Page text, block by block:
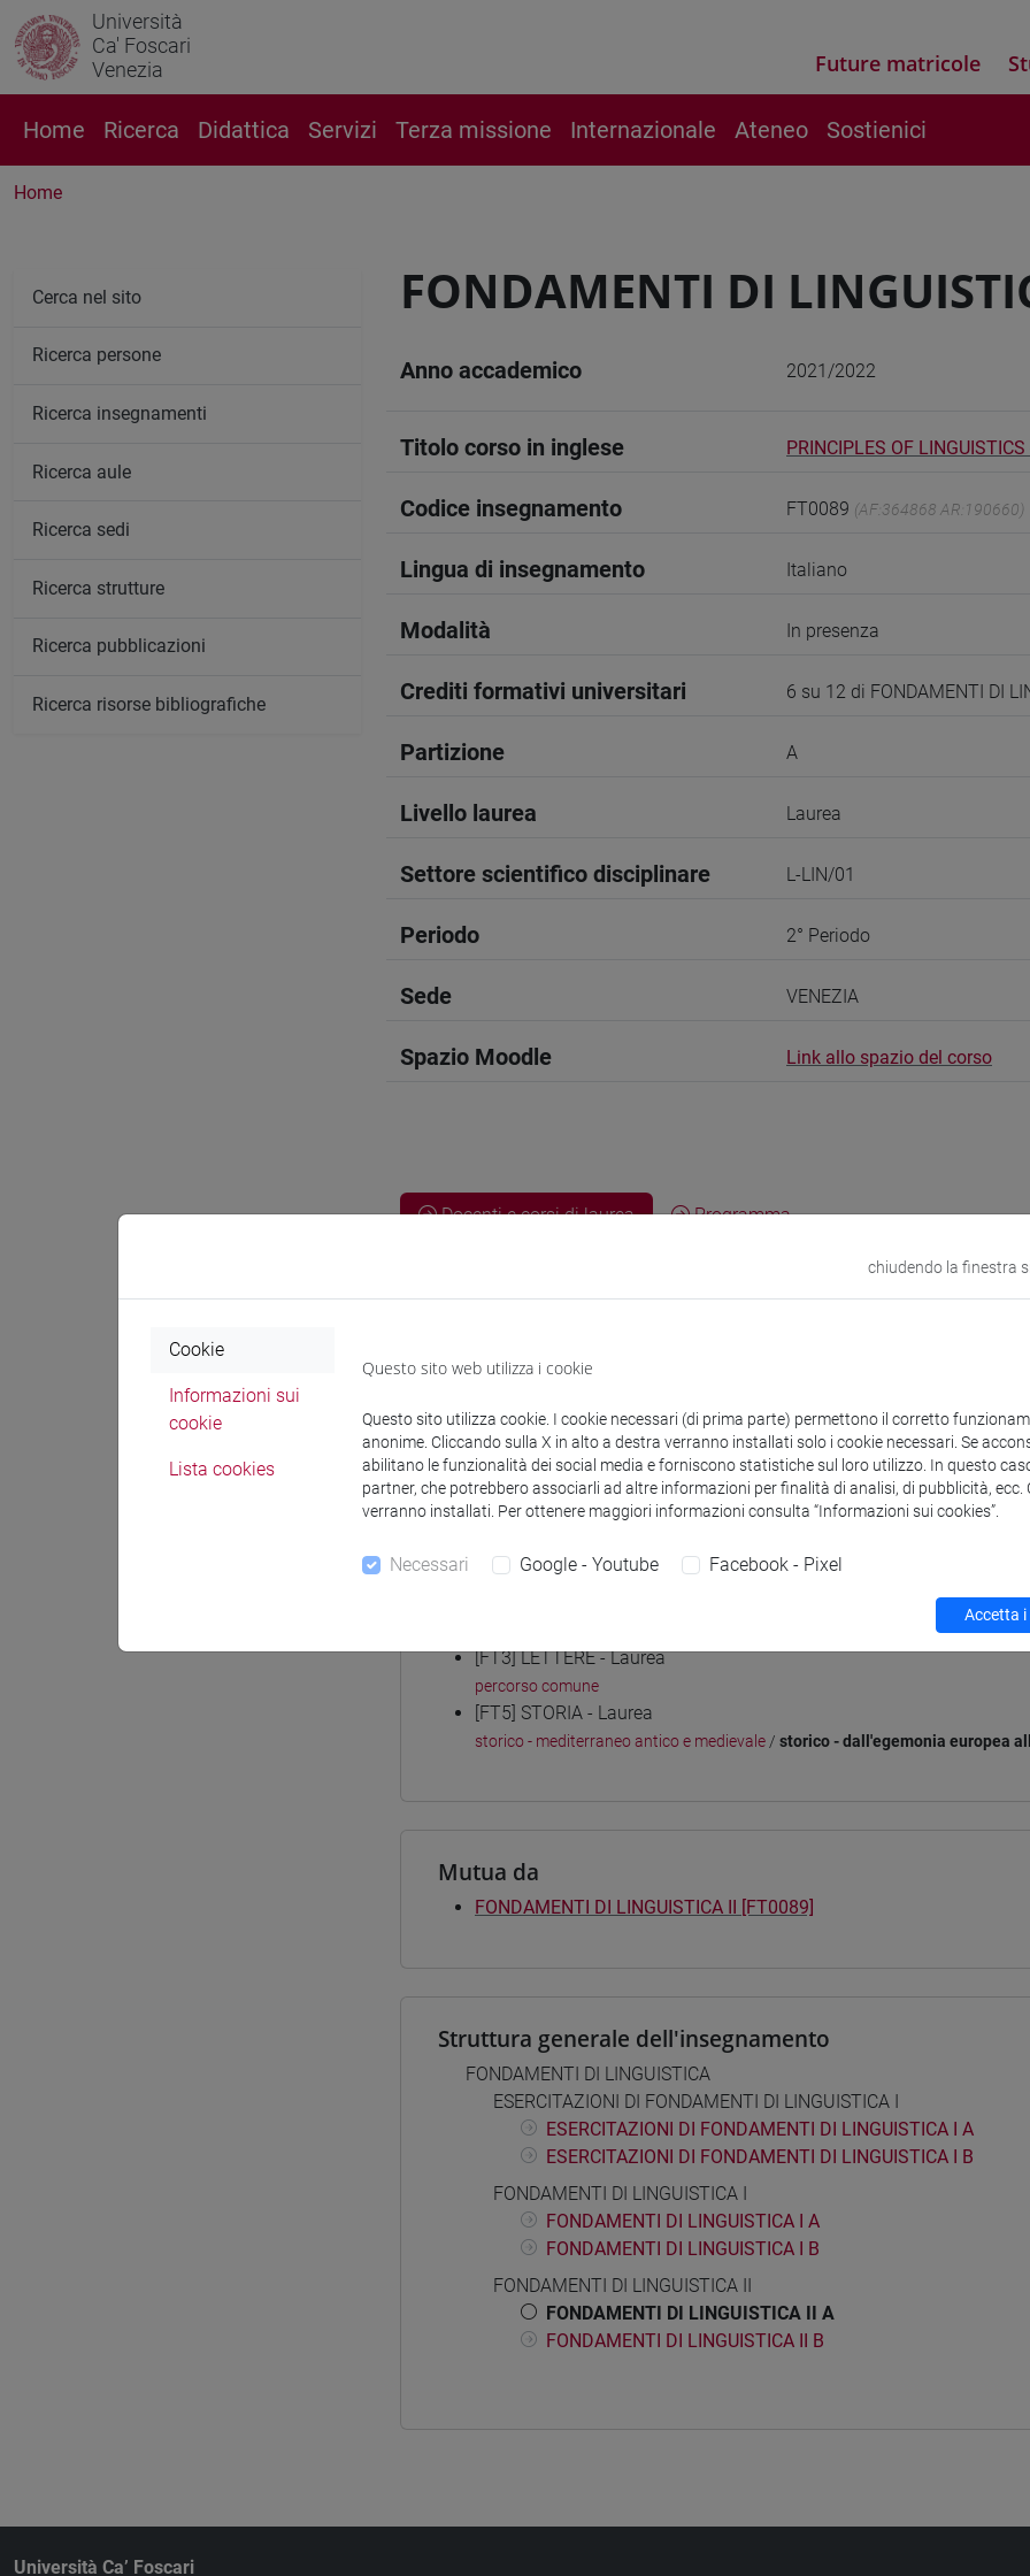
Università
Ca' Foscari
Venezia
Future matricole
Home Ricerca Didattica Servizi Terza missione Internazionale Ateneo Sostienici
Home
FONDAMENTI DI
Anno accademico 2021/2022
Titolo corso in inglese PRINCIPLES OF LINGUISTICS
Codice insegnamento FT0089 (AF:364868 AR:190660)
Lingua di insegnamento Italiano
Modalità In presenza
Crediti formativi universitari 6 su 12 di FONDAMENTI DI
Partizione A
Livello laurea Laurea
Settore scientifico disciplinare L-LIN/01
Periodo 2° Periodo
Sede VENEZIA
Spazio Moodle Link allo spazio del corso
Docenti e corsi di laurea Programma
Docenti
MARINETTI Anna- 30h Lezione
Materiali didattici
Materiali su Moodle
[FT3] LETTERE - Laurea
percorso comune
[FT5] STORIA - Laurea
storico - mediterraneo antico e medievale / storico - dall'egemonia europea
Mutua da
FONDAMENTI DI LINGUISTICA II [FT0089]
Struttura generale dell'insegnamento
FONDAMENTI DI LINGUISTICA
ESERCITAZIONI DI FONDAMENTI DI LINGUISTICA I
ESERCITAZIONI DI FONDAMENTI DI LINGUISTICA I A
ESERCITAZIONI DI FONDAMENTI DI LINGUISTICA I B
FONDAMENTI DI LINGUISTICA I
FONDAMENTI DI LINGUISTICA I A
FONDAMENTI DI LINGUISTICA I B
FONDAMENTI DI LINGUISTICA II
FONDAMENTI DI LINGUISTICA II A
FONDAMENTI DI LINGUISTICA II B
Cerca nel sito
Ricerca persone
Ricerca insegnamenti
Ricerca aule
Ricerca sedi
Ricerca strutture
Ricerca pubblicazioni
Ricerca risorse bibliografiche
Università Ca’ Foscari
chiudendo la finestra
Cookie
Informazioni sui
cookie
Lista cookies
Questo sito web utilizza i cookie
Questo sito utilizza cookie. I cookie necessari (di prima parte) permettono il corretto
anonime. Cliccando sulla X in alto a destra verranno installati solo i cookie necessari. Se
abilitano le funzionalità dei social media e forniscono statistiche sul loro utilizzo. In questo
partner, che potrebbero associarli ad altre informazioni per finalità di analisi, di pubblicità, ecc.
verranno installati. Per ottenere maggiori informazioni consulta “Informazioni sui cookies”.
Necessari Google - Youtube Facebook - Pixel
Accetta i